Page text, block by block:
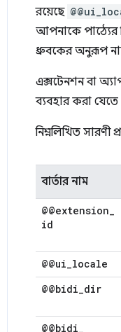
রয়েছে
আপনাকে পাঠ্যের
ধ্রুবকের অনুরূপ
এক্সটেনশন বা
ব্যবহার করা যেতে
নিম্নলিখিত সারণী
বার্তার নাম
@@extension_
id
@@ui_locale
@@bidi_dir
@@bidi_